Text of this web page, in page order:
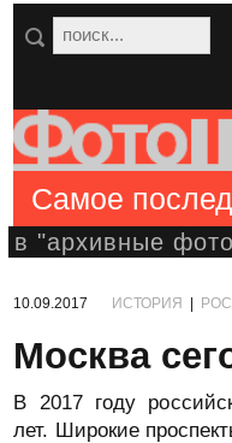
Самое
в "архивные
10.09.2017 ИСТОРИЯ
Москва
В 2017 году
лет. Широкие